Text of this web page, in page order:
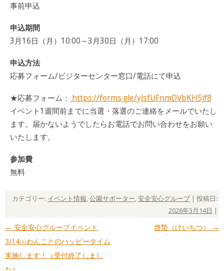
事前申込
申込期間
3月16日（月）10:00～3月30日（月）17:00
申込方法
応募フォーム/ビジターセンター窓口/電話にて申込
★応募フォーム： https://forms.gle/yJsfUFnmDVbKHSjf8
イベント1週間前までに当選・落選のご連絡をメールでいたし
ます。届かないようでしたらお電話でお問い合わせをお願い
いたします。
参加費
無料
カテゴリー: イベント情報,公園サポーター,安全安心グループ| 投稿日:
2026年3月14日 |
投稿ナビゲーション
← 安全安心グループイベント
3/14㈯わんことのハッピータイム
実施します！（受付終了しまし
啓蟄（けいちつ） →